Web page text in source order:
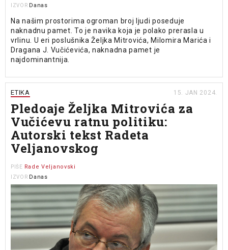
IZVOR Danas
Na našim prostorima ogroman broj ljudi poseduje
naknadnu pamet. To je navika koja je polako prerasla u
vrlinu. U eri poslušnika Željka Mitrovića, Milomira Marića i
Dragana J. Vučićevića, naknadna pamet je
najdominantnija.
ETIKA 15. JAN 2024.
Pledoaje Željka Mitrovića za
Vučićevu ratnu politiku:
Autorski tekst Radeta
Veljanovskog
PIŠE Rade Veljanovski
IZVOR Danas